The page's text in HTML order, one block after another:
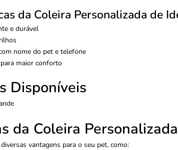
da Coleira Personalizada de
e durável
nome do pet e telefone
maior conforto
Disponíveis
da Coleira
vantagens para o seu pet, como: